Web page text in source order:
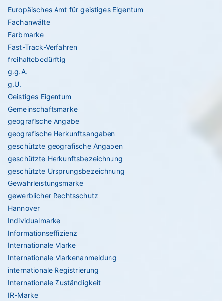
Europäisches Amt für geistiges Eigentum
Fachanwälte
Farbmarke
Fast-Track-Verfahren
freihaltebedürftig
g.g.A.
g.U.
Geistiges Eigentum
Gemeinschaftsmarke
geografische Angabe
geografische Herkunftsangaben
geschützte geografische Angaben
geschützte Herkunftsbezeichnung
geschützte Ursprungsbezeichnung
Gewährleistungsmarke
gewerblicher Rechtsschutz
Hannover
Individualmarke
Informationseffizienz
Internationale Marke
Internationale Markenanmeldung
internationale Registrierung
Internationale Zuständigkeit
IR-Marke